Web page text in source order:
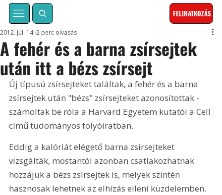
FELIRATKOZÁS
A fehér és a barna zsírsejtek
után itt a bézs zsírsejt
2012. júl. 14. 2 perc olvasás
Új típusú zsírsejteket találtak, a fehér és a barna
zsírsejtek után "bézs" zsírsejteket azonosítottak -
számoltak be róla a Harvard Egyetem kutatói a Cell
című tudományos folyóiratban.
Eddig a kalóriát elégető barna zsírsejteket
vizsgálták, mostantól azonban csatlakozhatnak
hozzájuk a bézs zsírsejtek is, melyek szintén
hasznosak lehetnek az elhízás elleni küzdelemben.